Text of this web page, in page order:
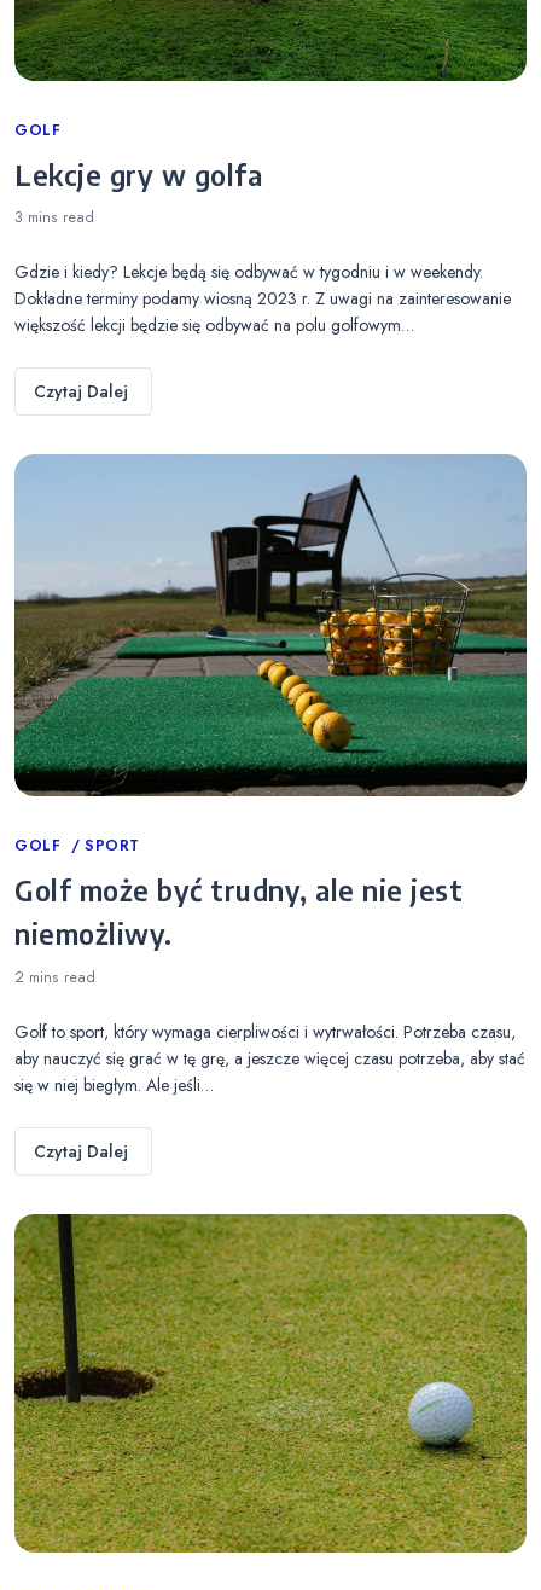
Categories
GOLF
Lekcje gry w golfa
3 mins read
Gdzie i kiedy? Lekcje będą się odbywać w tygodniu i w weekendy.
Dokładne terminy podamy wiosną 2023 r. Z uwagi na zainteresowanie
większość lekcji będzie się odbywać na polu golfowym…
Czytaj Dalej
Categories
GOLF SPORT
Golf może być trudny, ale nie jest
niemożliwy.
2 mins read
Golf to sport, który wymaga cierpliwości i wytrwałości. Potrzeba czasu,
aby nauczyć się grać w tę grę, a jeszcze więcej czasu potrzeba, aby stać
się w niej biegłym. Ale jeśli…
Czytaj Dalej